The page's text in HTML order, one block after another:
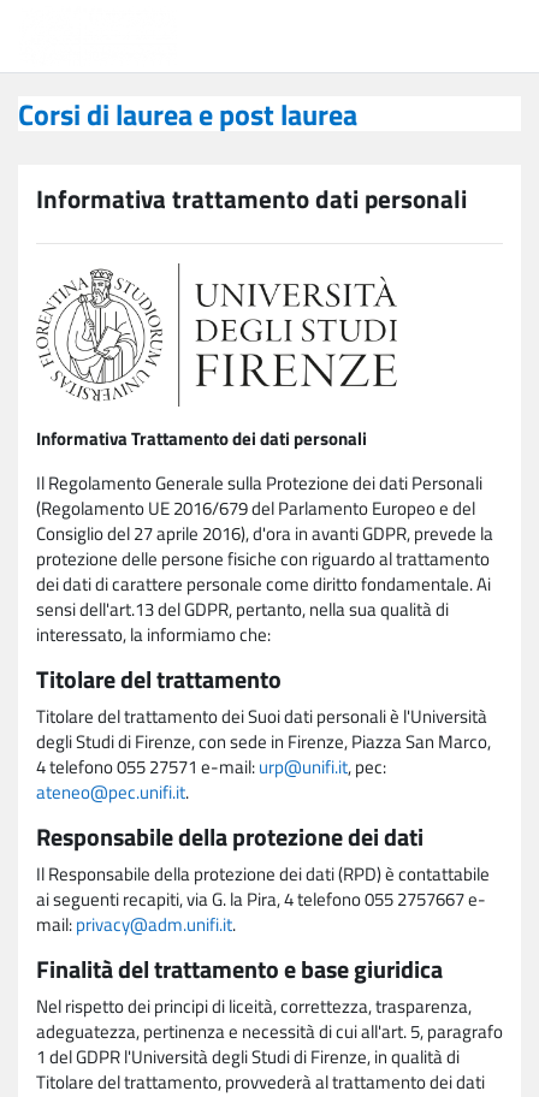
Corsi di laurea e post laurea
Informativa trattamento dati personali
Informativa Trattamento dei dati personali
Il Regolamento Generale sulla Protezione dei dati Personali
(Regolamento UE 2016/679 del Parlamento Europeo e del
Consiglio del 27 aprile 2016), d'ora in avanti GDPR, prevede la
protezione delle persone fisiche con riguardo al trattamento
dei dati di carattere personale come diritto fondamentale. Ai
sensi dell'art.13 del GDPR, pertanto, nella sua qualità di
interessato, la informiamo che:
Titolare del trattamento
Titolare del trattamento dei Suoi dati personali è l'Università
degli Studi di Firenze, con sede in Firenze, Piazza San Marco,
4 telefono 055 27571 e-mail:urp@unifi.it, pec:
ateneo@pec.unifi.it.
Responsabile della protezione dei dati
Il Responsabile della protezione dei dati (RPD) è contattabile
ai seguenti recapiti, via G. la Pira, 4 telefono 055 2757667 e-
mail:privacy@adm.unifi.it.
Finalità del trattamento e base giuridica
Nel rispetto dei principi di liceità, correttezza, trasparenza,
adeguatezza, pertinenza e necessità di cui all'art. 5, paragrafo
1 del GDPR l'Università degli Studi di Firenze, in qualità di
Titolare del trattamento, provvederà al trattamento dei dati